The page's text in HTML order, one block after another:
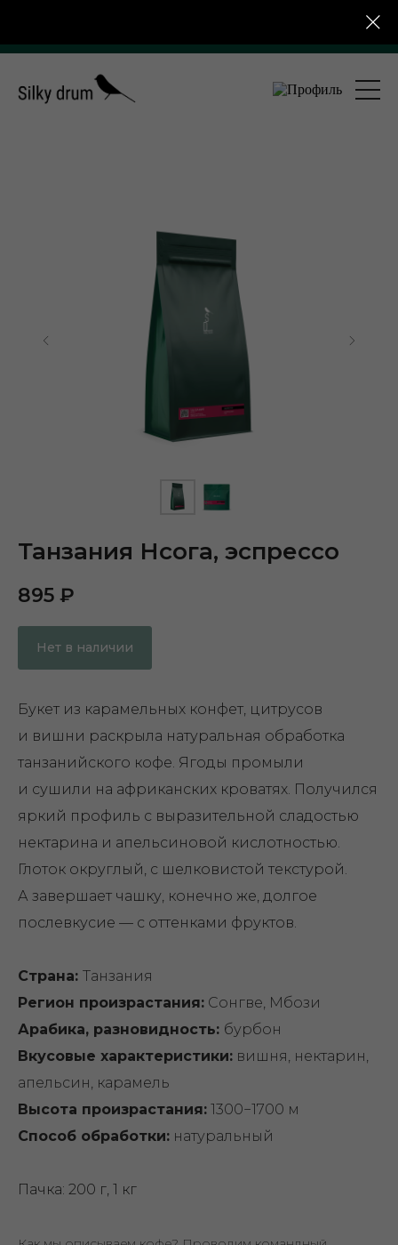
Бесплатная
Танзания Нсога, эспрессо
895 ₽
Нет в наличии
Букет из карамельных конфет, цитрусов
и вишни раскрыла натуральная обработка
танзанийского кофе. Ягоды промыли
и сушили на африканских кроватях. Получился
яркий профиль с выразительной сладостью
нектарина и апельсиновой кислотностью.
Глоток округлый, с шелковистой текстурой.
А завершает чашку, конечно же, долгое
послевкусие — с оттенками фруктов.
Страна: Танзания
Регион произрастания: Сонгве, Мбози
Арабика, разновидность: бурбон
Вкусовые характеристики: вишня, нектарин,
апельсин, карамель
Высота произрастания: 1300−1700 м
Способ обработки: натуральный
Пачка: 200 г, 1 кг